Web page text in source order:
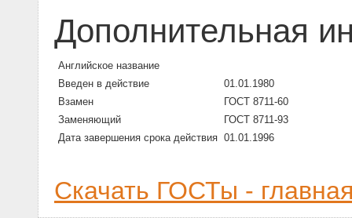
Дополнительная
Английское название
Введен в действие
01.01.1980
Взамен
ГОСТ 8711-60
Заменяющий
ГОСТ 8711-93
Дата завершения срока действия 01.01.1996
Скачать ГОСТы -